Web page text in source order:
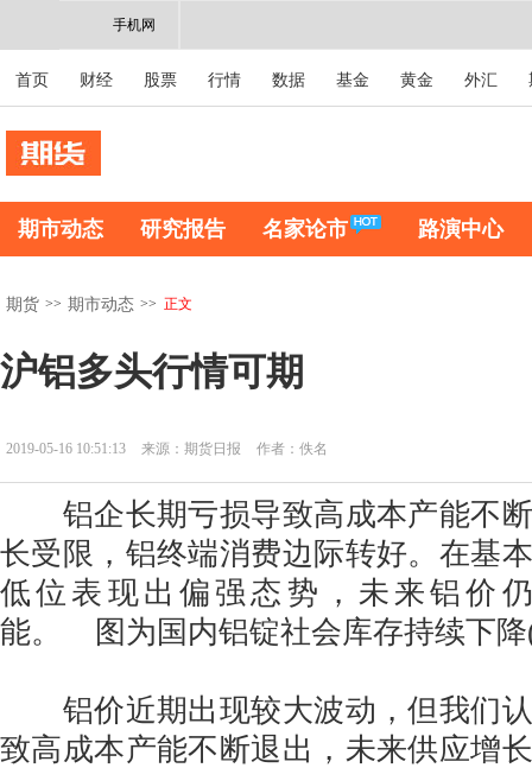
手机网
首页 财经 股票 行情 数据 基金 黄金 外汇
期市动态 研究报告 名家论市 路演中心
期货 >> 期市动态 >> 正文
沪铝多头行情可期
2019-05-16 10:51:13 来源：期货日报 作者：佚名
铝企长期亏损导致高成本产能不断
长受限，铝终端消费边际转好。在基
低位表现出偏强态势，未来铝价
能。 图为国内铝锭社会库存持续下降
铝价近期出现较大波动，但我们认
致高成本产能不断退出，未来供应增